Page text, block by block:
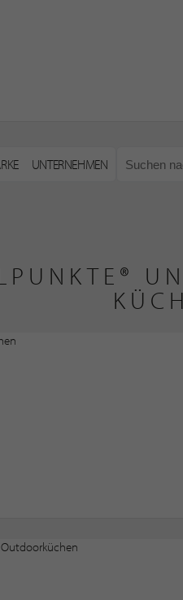
UNTERNEHMEN